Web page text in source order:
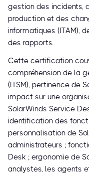
gestion des incidents,
production et des
informatiques (ITAM),
des rapports.
Cette certification
compréhension de la
(ITSM), pertinence de
impact sur une
SolarWinds Service
identification des
personnalisation de
administrateurs ;
Desk ; ergonomie de
analystes, les agents